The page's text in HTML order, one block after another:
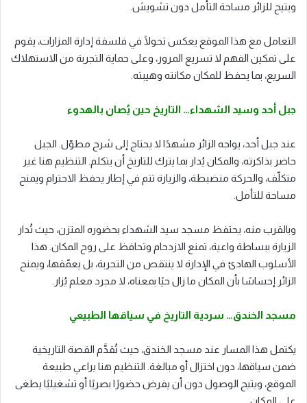
ويتيح للزائر مساحة التأمل دون تشويش.
التعامل مع هذا الموقع يعكس تحولًا في فلسفة إدارة المزارات، يقوم
على تمكين الفهم لا تسريع المرور، وعلى حماية التجربة من الاستهلاك
السريع، بما يحفظ للمكان مكانته وهيبته.
جبل أحد وسيد الشهداء… التاريخ حين يُصان بالهدوء
عند جبل أحد، يواجه الزائر مشهدًا لا يحتاج إلى شرح مطوّل. الجبل
حاضر بذاكرته، والمكان يُدار بما يترك للتاريخ أن يتكلم. التنظيم هنا غير
متكلّف، والحركة منضبطة، والزيارة تتم في إطار يحفظ الاحترام ويمنح
مساحة للتأمل.
وبالقرب منه، يحتفظ مسجد سيد الشهداء بحضوره المتزن، حيث تُدار
الزيارة ببساطة واعية، تمنع الازدحام وتحافظ على روح المكان. هذا
الأسلوب الهادئ في الإدارة لا ينتقص من التجربة، بل يعمّقها، ويمنح
الزائر إحساسًا بأن المكان ما زال حيًا بمعناه، لا مجرد معلم يُزار.
مسجد الخندق… سردية التاريخ في سياقها الطبيعي
يكتمل هذا المسار عند مسجد الخندق، حيث تُقدَّم القصة التاريخية
ضمن سياقها، دون اختزال أو مبالغة. التنظيم هنا يراعي طبيعة
الموقع، ويتيح الوصول دون أن يفرض حضورًا بصريًا أو تشغيليًا يطغى